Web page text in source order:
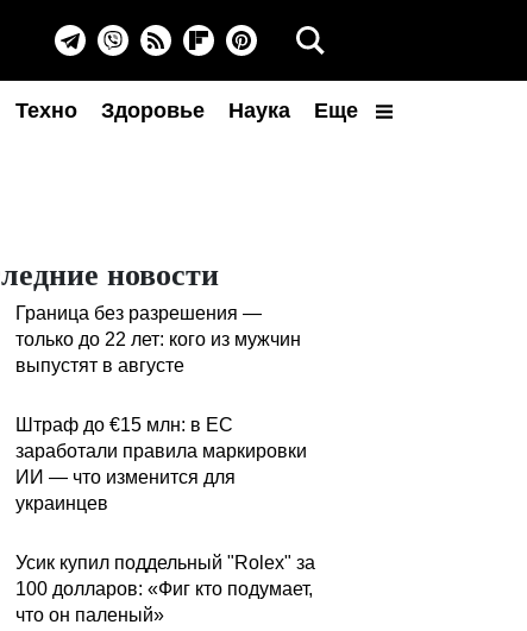
Техно Здоровье Наука Еще
новости
Граница без разрешения —
только до 22 лет: кого из мужчин
выпустят в августе
Штраф до €15 млн: в ЕС
заработали правила маркировки
ИИ — что изменится для
украинцев
Усик купил поддельный "Rolex" за
100 долларов: «Фиг кто подумает,
что он паленый»